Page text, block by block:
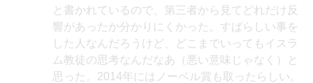
と書かれているので、第三者から見てどれだけ反
響があったか分かりにくかった。すばらしい事を
した人なんだろうけど、どこまでいってもイスラ
ム教徒の思考なんだなあ（悪い意味じゃなく）と
思った。2014年にはノーベル賞も取ったらしい。